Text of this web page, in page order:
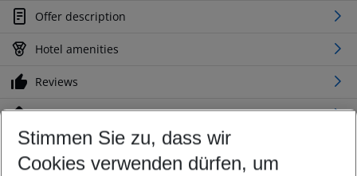
Offer description
Hotel amenities
Reviews
Location
Customize your offer
Stimmen Sie zu, dass wir
Cookies verwenden dürfen, um